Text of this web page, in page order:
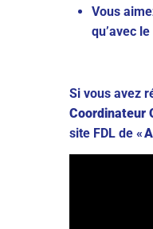
Vous
qu’avec
Si vous avez
Coordinateur
site FDL de «